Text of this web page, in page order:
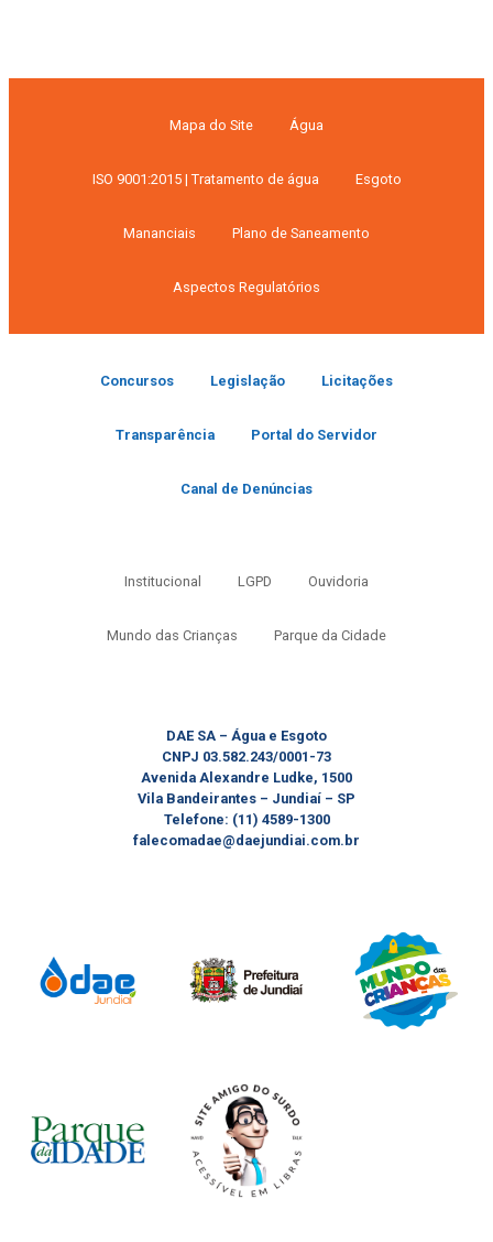
Mapa do Site Água
ISO 9001:2015 | Tratamento de água Esgoto
Mananciais Plano de Saneamento
Aspectos Regulatórios
Concursos Legislação Licitações
Transparência Portal do Servidor
Canal de Denúncias
Institucional LGPD Ouvidoria
Mundo das Crianças Parque da Cidade
DAE SA – Água e Esgoto
CNPJ 03.582.243/0001-73
Avenida Alexandre Ludke, 1500
Vila Bandeirantes – Jundiaí – SP
Telefone: (11) 4589-1300
falecomadae@daejundiai.com.br